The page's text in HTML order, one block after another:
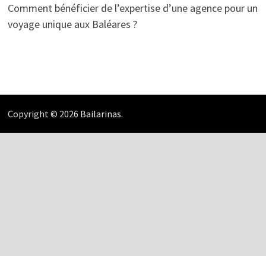
Comment bénéficier de l’expertise d’une agence pour un
voyage unique aux Baléares ?
Copyright © 2026 Bailarinas.